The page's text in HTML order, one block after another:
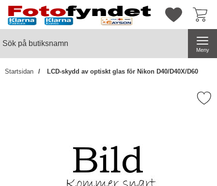
Startsidan för butiksnamn
Mina
Meny
Startsidan LCD-skydd av optiskt glas för Nikon D40/D40X/D60
Markera lCD-skydd av optiskt glas för